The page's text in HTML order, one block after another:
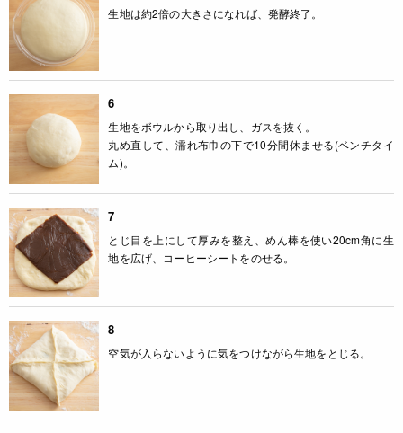
生地は約2倍の大きさになれば、発酵終了。
6
生地をボウルから取り出し、ガスを抜く。
丸め直して、濡れ布巾の下で10分間休ませる(ベンチタイ
ム)。
7
とじ目を上にして厚みを整え、めん棒を使い20cm角に生
地を広げ、コーヒーシートをのせる。
8
空気が入らないように気をつけながら生地をとじる。